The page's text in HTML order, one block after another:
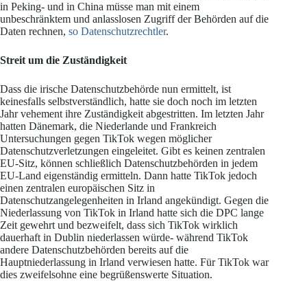
in Peking- und in China müsse man mit einem
unbeschränktem und anlasslosen Zugriff der Behörden auf die
Daten rechnen, so Datenschutzrechtler.
Streit um die Zuständigkeit
Dass die irische Datenschutzbehörde nun ermittelt, ist
keinesfalls selbstverständlich, hatte sie doch noch im letzten
Jahr vehement ihre Zuständigkeit abgestritten. Im letzten Jahr
hatten Dänemark, die Niederlande und Frankreich
Untersuchungen gegen TikTok wegen möglicher
Datenschutzverletzungen eingeleitet. Gibt es keinen zentralen
EU-Sitz, können schließlich Datenschutzbehörden in jedem
EU-Land eigenständig ermitteln. Dann hatte TikTok jedoch
einen zentralen europäischen Sitz in
Datenschutzangelegenheiten in Irland angekündigt. Gegen die
Niederlassung von TikTok in Irland hatte sich die DPC lange
Zeit gewehrt und bezweifelt, dass sich TikTok wirklich
dauerhaft in Dublin niederlassen würde- während TikTok
andere Datenschutzbehörden bereits auf die
Hauptniederlassung in Irland verwiesen hatte. Für TikTok war
dies zweifelsohne eine begrüßenswerte Situation.